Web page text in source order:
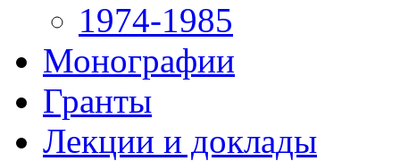
1974-1985
Монографии
Гранты
Лекции и доклады